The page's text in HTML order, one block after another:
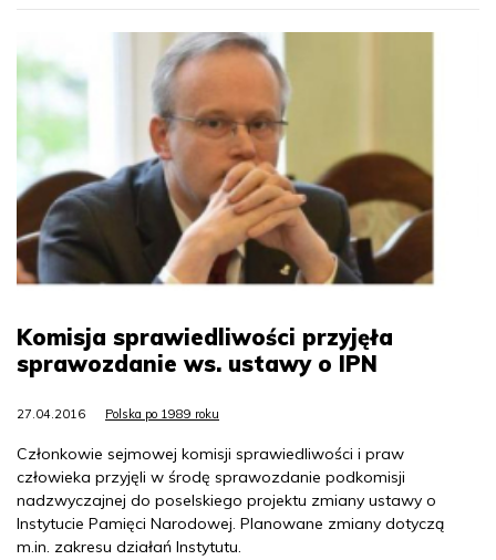
Komisja sprawiedliwości przyjęła
sprawozdanie ws. ustawy o IPN
27.04.2016 Polska po 1989 roku
Członkowie sejmowej komisji sprawiedliwości i praw
człowieka przyjęli w środę sprawozdanie podkomisji
nadzwyczajnej do poselskiego projektu zmiany ustawy o
Instytucie Pamięci Narodowej. Planowane zmiany dotyczą
m.in. zakresu działań Instytutu.